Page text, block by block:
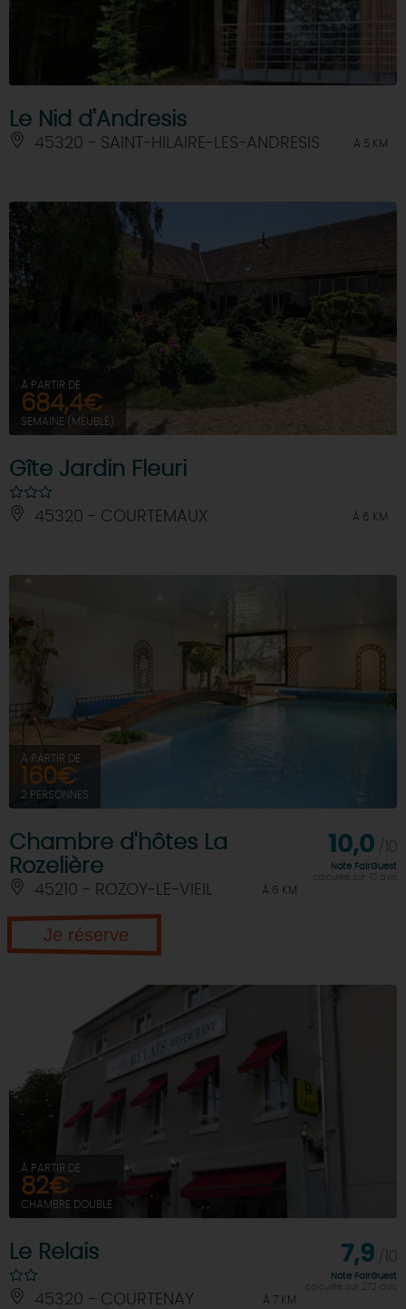
Le Nid d'Andresis
45320 - SAINT-HILAIRE-LES-ANDRESIS À 5 KM
À PARTIR DE
684,4€
SEMAINE (MEUBLÉ)
Gîte Jardin Fleuri
45320 - COURTEMAUX À 6 KM
À PARTIR DE
160€
2 PERSONNES
Chambre d'hôtes La
Rozelière
45210 - ROZOY-LE-VIEIL À 6 KM
10,0
Note FairGuest
calculée sur 10 avis
Je réserve
À PARTIR DE
82€
CHAMBRE DOUBLE
Le Relais
45320 - COURTENAY À 7 KM
7,9
Note FairGuest
calculée sur 272 avis